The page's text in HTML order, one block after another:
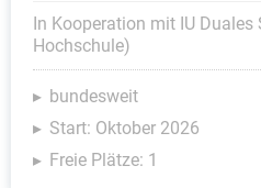
In Kooperation mit IU
Hochschule)
bundesweit
Start: Oktober 2026
Freie Plätze: 1